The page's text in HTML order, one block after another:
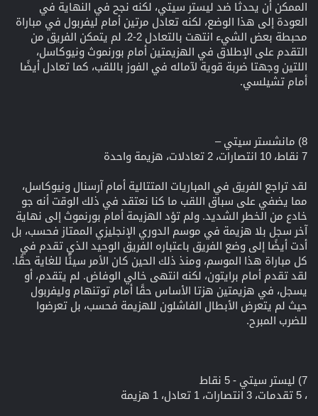
الممكن أن يحدثا ضد ليستر سيتي، لكنه نجح في النهاية في
العودة إلى هذا الوضع، لكنه تعادل مرتين أمام ليفربول في مباراة
محبطة بعض الشيء انتهت بالتعادل 2-2. لم يتمكن الفريق من
التقدم على الإطلاق في الهزيمتين أمام بورنموث ونيوكاسل،
اللتين وجهتا ضربة قوية لآماله في الفوز باللقب، كما تعادل أيضًا
أمام تشيلسي.
8) مانشستر سيتي –
7 نقاط، 10 انتصارات، 2 تعادلات، هزيمة واحدة
لقد تراجع الفريق في المباريات المتتالية أمام آرسنال ونيوكاسل،
مما يضفي على سباق اللقب ما كنا نعتقد في ذلك الوقت أنه جو
خادع من الخطر الشديد. ولم تؤد الهزيمة أمام بورنموث إلى نهاية
آخر سجل بلا هزيمة في موسم الدوري الإنجليزي الممتاز فحسب، بل
أدت أيضًا إلى وضع الفريق باعتباره الفريق الوحيد الذي تقدم في
كل مباراة هذا الموسم، ومنذ ذلك الحين كان الأمر سيئًا للغاية حقًا.
لقد تقدم أمام برايتون، لكنه انتهى خالي الوفاض. لم يتقدم، أو
يسجل، في هزيمتين هزتا الأساس حقًا أمام توتنهام وليفربول
حيث لم يتعرض الأبطال الفاشلون للهزيمة فحسب، بل تعرضوا
للضرب المبرح.
7) ليستر سيتي - 5 نقاط
، 5 تقدمات، 3 انتصارات، 1 تعادل، 1 هزيمة